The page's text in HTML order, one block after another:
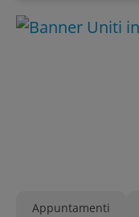
Appuntamenti